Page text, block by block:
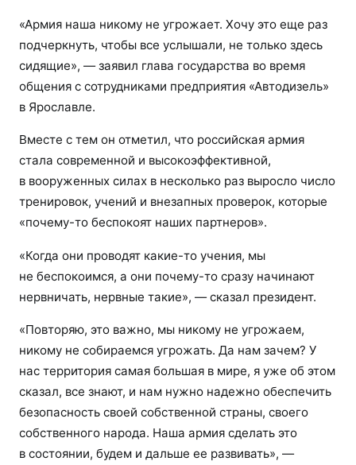
«Армия наша никому не угрожает. Хочу это еще раз
подчеркнуть, чтобы все услышали, не только здесь
сидящие», — заявил глава государства во время
общения с сотрудниками предприятия «Автодизель»
в Ярославле.
Вместе с тем он отметил, что российская армия
стала современной и высокоэффективной,
в вооруженных силах в несколько раз выросло число
тренировок, учений и внезапных проверок, которые
«почему-то беспокоят наших партнеров».
«Когда они проводят какие-то учения, мы
не беспокоимся, а они почему-то сразу начинают
нервничать, нервные такие», — сказал президент.
«Повторяю, это важно, мы никому не угрожаем,
никому не собираемся угрожать. Да нам зачем? У
нас территория самая большая в мире, я уже об этом
сказал, все знают, и нам нужно надежно обеспечить
безопасность своей собственной страны, своего
собственного народа. Наша армия сделать это
в состоянии, будем и дальше ее развивать», —